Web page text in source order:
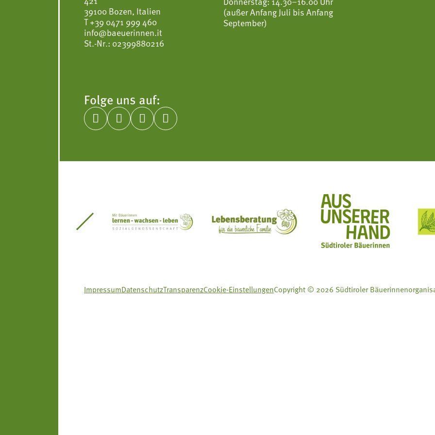
39100 Bozen, Italien
T+39 0471 999 460
info@baeuerinnen.it
St.-Nr.: 02399880216
(außer Anfang Juli bis Anfang
September)
Folge uns auf:
   
Südtiroler Gärtnervereinigung Sozialgenossenschaft Mit Bäuerinnen lernen - wachsen - leben
Lebensberatung für die bäuerliche Familie
Aus unserer Hand
ImpressumDatenschutzTransparenzCookie-EinstellungenCopyright © 2026 Südtiroler